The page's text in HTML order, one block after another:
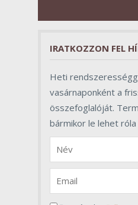
szerepet
IRATKOZZON FEL
Heti
vasárnaponként a
összefoglalóját.
bármikor le lehet róla